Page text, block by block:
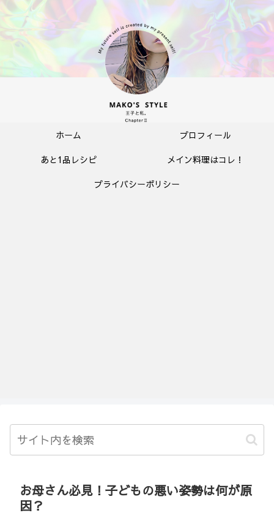
ホーム
プロフィール
あと1品レシピ
メイン料理はコレ！
プライバシーポリシー
お母さん必見！子どもの悪い姿勢は何が原
因？